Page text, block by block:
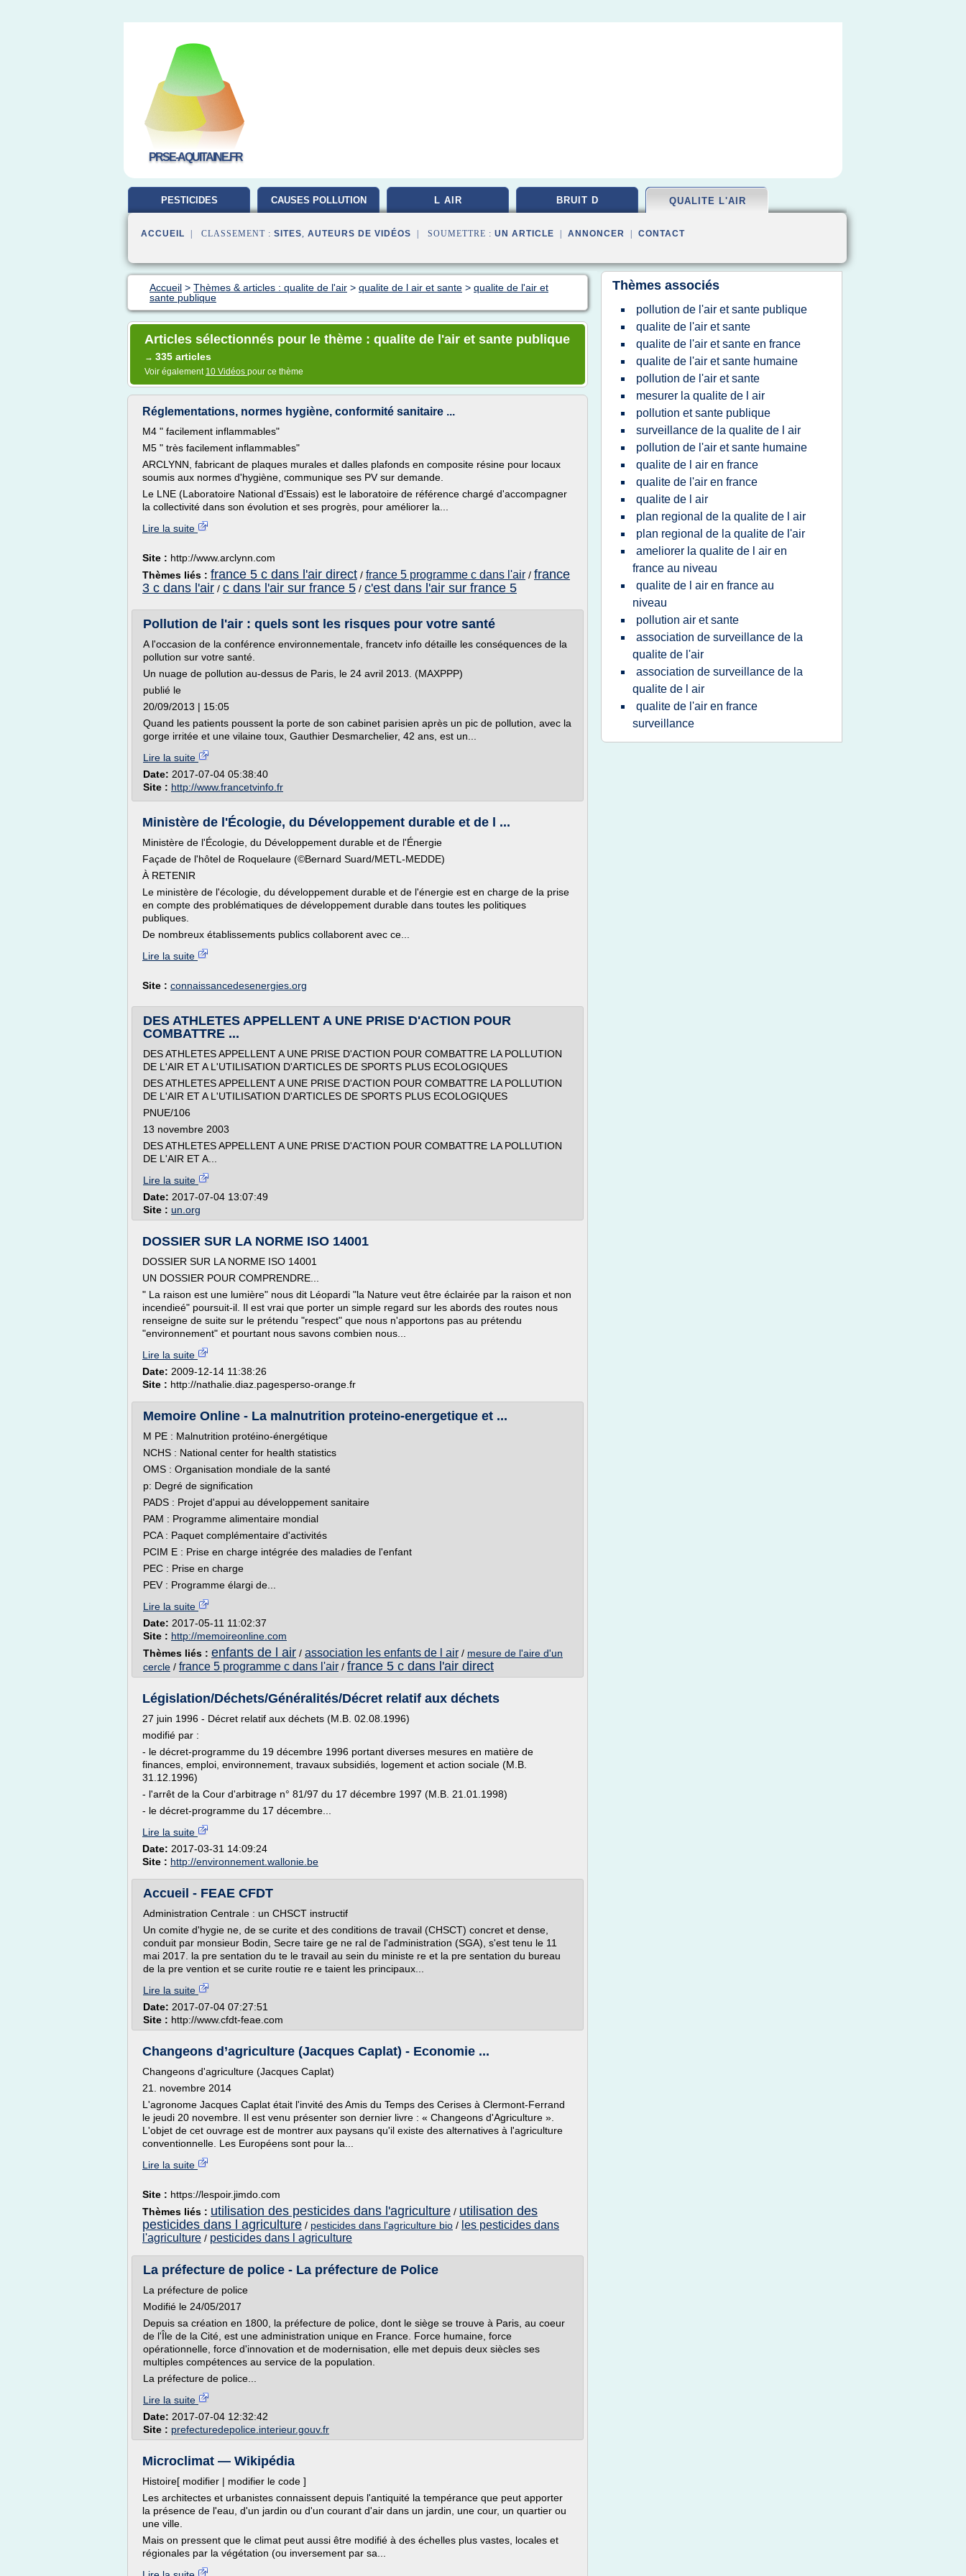
PRSE-AQUITAINE.FR
PESTICIDES CAUSES POLLUTION L AIR BRUIT D QUALITE L'AIR
ACCUEIL | CLASSEMENT : SITES, AUTEURS DE VIDÉOS | SOUMETTRE : UN ARTICLE ANNONCER CONTACT
Accueil > Thèmes & articles : qualite de l'air > qualite de l air et sante > qualite de l'air et
sante publique
Articles sélectionnés pour le thème : qualite de l'air et sante publique
→ 335 articles
Voir également 10 Vidéos pour ce thème
Réglementations, normes hygiène, conformité sanitaire ...
M4 " facilement inflammables"
M5 " très facilement inflammables"
ARCLYNN, fabricant de plaques murales et dalles plafonds en composite résine pour locaux
soumis aux normes d'hygiène, communique ses PV sur demande.
Le LNE (Laboratoire National d'Essais) est le laboratoire de référence chargé d'accompagner
la collectivité dans son évolution et ses progrès, pour améliorer la...
Lire la suite
Site : http://www.arclynn.com
Thèmes liés : france 5 c dans l'air direct / france 5 programme c dans l'air / france
3 c dans l'air / c dans l'air sur france 5 / c'est dans l'air sur france 5
Pollution de l'air : quels sont les risques pour votre santé
A l'occasion de la conférence environnementale, francetv info détaille les conséquences de la
pollution sur votre santé.
Un nuage de pollution au-dessus de Paris, le 24 avril 2013. (MAXPPP)
publié le
20/09/2013 | 15:05
Quand les patients poussent la porte de son cabinet parisien après un pic de pollution, avec la
gorge irritée et une vilaine toux, Gauthier Desmarchelier, 42 ans, est un...
Lire la suite
Date: 2017-07-04 05:38:40
Site : http://www.francetvinfo.fr
Ministère de l'Écologie, du Développement durable et de l ...
Ministère de l'Écologie, du Développement durable et de l'Énergie
Façade de l'hôtel de Roquelaure (©Bernard Suard/METL-MEDDE)
À RETENIR
Le ministère de l'écologie, du développement durable et de l'énergie est en charge de la prise
en compte des problématiques de développement durable dans toutes les politiques
publiques.
De nombreux établissements publics collaborent avec ce...
Lire la suite
Site : connaissancedesenergies.org
DES ATHLETES APPELLENT A UNE PRISE D'ACTION POUR
COMBATTRE ...
DES ATHLETES APPELLENT A UNE PRISE D'ACTION POUR COMBATTRE LA POLLUTION
DE L'AIR ET A L'UTILISATION D'ARTICLES DE SPORTS PLUS ECOLOGIQUES
DES ATHLETES APPELLENT A UNE PRISE D'ACTION POUR COMBATTRE LA POLLUTION
DE L'AIR ET A L'UTILISATION D'ARTICLES DE SPORTS PLUS ECOLOGIQUES
PNUE/106
13 novembre 2003
DES ATHLETES APPELLENT A UNE PRISE D'ACTION POUR COMBATTRE LA POLLUTION
DE L'AIR ET A...
Lire la suite
Date: 2017-07-04 13:07:49
Site : un.org
DOSSIER SUR LA NORME ISO 14001
DOSSIER SUR LA NORME ISO 14001
UN DOSSIER POUR COMPRENDRE...
" La raison est une lumière" nous dit Léopardi "la Nature veut être éclairée par la raison et non
incendieé" poursuit-il. Il est vrai que porter un simple regard sur les abords des routes nous
renseigne de suite sur le prétendu "respect" que nous n'apportons pas au prétendu
"environnement" et pourtant nous savons combien nous...
Lire la suite
Date: 2009-12-14 11:38:26
Site : http://nathalie.diaz.pagesperso-orange.fr
Memoire Online - La malnutrition proteino-energetique et ...
M PE : Malnutrition protéino-énergétique
NCHS : National center for health statistics
OMS : Organisation mondiale de la santé
p: Degré de signification
PADS : Projet d'appui au développement sanitaire
PAM : Programme alimentaire mondial
PCA : Paquet complémentaire d'activités
PCIM E : Prise en charge intégrée des maladies de l'enfant
PEC : Prise en charge
PEV : Programme élargi de...
Lire la suite
Date: 2017-05-11 11:02:37
Site : http://memoireonline.com
Thèmes liés : enfants de l air / association les enfants de l air / mesure de l'aire d'un
cercle / france 5 programme c dans l'air / france 5 c dans l'air direct
Législation/Déchets/Généralités/Décret relatif aux déchets
27 juin 1996 - Décret relatif aux déchets (M.B. 02.08.1996)
modifié par :
- le décret-programme du 19 décembre 1996 portant diverses mesures en matière de
finances, emploi, environnement, travaux subsidiés, logement et action sociale (M.B.
31.12.1996)
- l'arrêt de la Cour d'arbitrage n° 81/97 du 17 décembre 1997 (M.B. 21.01.1998)
- le décret-programme du 17 décembre...
Lire la suite
Date: 2017-03-31 14:09:24
Site : http://environnement.wallonie.be
Accueil - FEAE CFDT
Administration Centrale : un CHSCT instructif
Un comite d'hygie ne, de se curite et des conditions de travail (CHSCT) concret et dense,
conduit par monsieur Bodin, Secre taire ge ne ral de l'administration (SGA), s'est tenu le 11
mai 2017. la pre sentation du te le travail au sein du ministe re et la pre sentation du bureau
de la pre vention et se curite routie re e taient les principaux...
Lire la suite
Date: 2017-07-04 07:27:51
Site : http://www.cfdt-feae.com
Changeons d’agriculture (Jacques Caplat) - Economie ...
Changeons d'agriculture (Jacques Caplat)
21. novembre 2014
L'agronome Jacques Caplat était l'invité des Amis du Temps des Cerises à Clermont-Ferrand
le jeudi 20 novembre. Il est venu présenter son dernier livre : « Changeons d'Agriculture ».
L'objet de cet ouvrage est de montrer aux paysans qu'il existe des alternatives à l'agriculture
conventionnelle. Les Européens sont pour la...
Lire la suite
Site : https://lespoir.jimdo.com
Thèmes liés : utilisation des pesticides dans l'agriculture / utilisation des
pesticides dans l agriculture / pesticides dans l'agriculture bio / les pesticides dans
l'agriculture / pesticides dans l agriculture
La préfecture de police - La préfecture de Police
La préfecture de police
Modifié le 24/05/2017
Depuis sa création en 1800, la préfecture de police, dont le siège se trouve à Paris, au coeur
de l'Île de la Cité, est une administration unique en France. Force humaine, force
opérationnelle, force d'innovation et de modernisation, elle met depuis deux siècles ses
multiples compétences au service de la population.
La préfecture de police...
Lire la suite
Date: 2017-07-04 12:32:42
Site : prefecturedepolice.interieur.gouv.fr
Microclimat — Wikipédia
Histoire[ modifier | modifier le code ]
Les architectes et urbanistes connaissent depuis l'antiquité la tempérance que peut apporter
la présence de l'eau, d'un jardin ou d'un courant d'air dans un jardin, une cour, un quartier ou
une ville.
Mais on pressent que le climat peut aussi être modifié à des échelles plus vastes, locales et
régionales par la végétation (ou inversement par sa...
Thèmes associés
pollution de l'air et sante publique
qualite de l'air et sante
qualite de l'air et sante en france
qualite de l'air et sante humaine
pollution de l'air et sante
mesurer la qualite de l air
pollution et sante publique
surveillance de la qualite de l air
pollution de l'air et sante humaine
qualite de l air en france
qualite de l'air en france
qualite de l air
plan regional de la qualite de l air
plan regional de la qualite de l'air
ameliorer la qualite de l air en
france au niveau
qualite de l air en france au
niveau
pollution air et sante
association de surveillance de la
qualite de l'air
association de surveillance de la
qualite de l air
qualite de l'air en france
surveillance